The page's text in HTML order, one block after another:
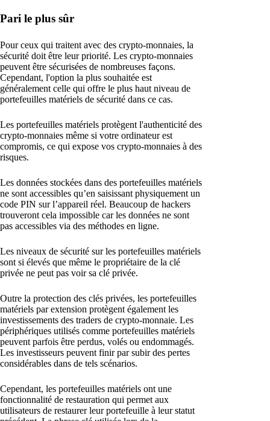
Pari le plus sûr
Pour ceux qui traitent avec des crypto-monnaies, la
sécurité doit être leur priorité. Les crypto-monnaies
peuvent être sécurisées de nombreuses façons.
Cependant, l'option la plus souhaitée est
généralement celle qui offre le plus haut niveau de
portefeuilles matériels de sécurité dans ce cas.
Les portefeuilles matériels protègent l'authenticité des
crypto-monnaies même si votre ordinateur est
compromis, ce qui expose vos crypto-monnaies à des
risques.
Les données stockées dans des portefeuilles matériels
ne sont accessibles qu’en saisissant physiquement un
code PIN sur l’appareil réel. Beaucoup de hackers
trouveront cela impossible car les données ne sont
pas accessibles via des méthodes en ligne.
Les niveaux de sécurité sur les portefeuilles matériels
sont si élevés que même le propriétaire de la clé
privée ne peut pas voir sa clé privée.
Outre la protection des clés privées, les portefeuilles
matériels par extension protègent également les
investissements des traders de crypto-monnaie. Les
périphériques utilisés comme portefeuilles matériels
peuvent parfois être perdus, volés ou endommagés.
Les investisseurs peuvent finir par subir des pertes
considérables dans de tels scénarios.
Cependant, les portefeuilles matériels ont une
fonctionnalité de restauration qui permet aux
utilisateurs de restaurer leur portefeuille à leur statut